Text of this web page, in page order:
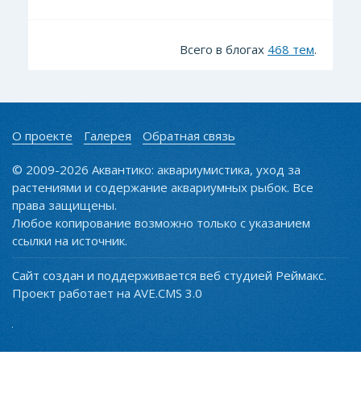
Всего в блогах 468 тем.
О проекте Галерея Обратная связь
© 2009-2026 Аквантико: аквариумистика, уход за
растениями и содержание аквариумных рыбок. Все
права защищены.
Любое копирование возможно только с указанием
ссылки на источник.
Сайт создан и поддерживается веб студией Реймакс.
Проект работает на AVE.CMS 3.0